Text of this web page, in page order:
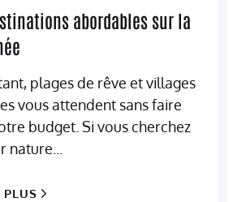
abordables sur la
plages de rêve et villages
vous attendent sans faire
budget. Si vous cherchez
PLUS